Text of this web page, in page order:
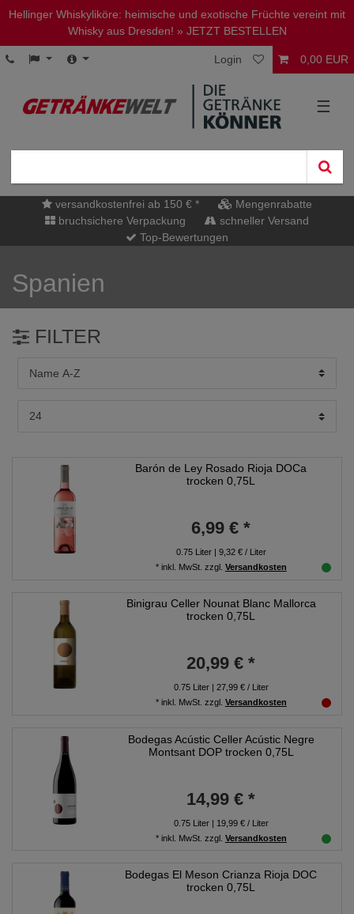
Hellinger Whiskyliköre: heimische und exotische Früchte vereint mit
Whisky aus Dresden! » JETZT BESTELLEN
Login 0,00 EUR
☰
versandkostenfrei ab 150 € *
Mengenrabatte
bruchsichere Verpackung
schneller Versand
Top-Bewertungen
Spanien
FILTER
Barón de Ley Rosado Rioja DOCa
trocken 0,75L
6,99 € *
0.75Liter| 9,32 € / Liter
* inkl. MwSt. zzgl. Versandkosten
Binigrau Celler Nounat Blanc Mallorca
trocken 0,75L
20,99 € *
0.75Liter| 27,99 € / Liter
* inkl. MwSt. zzgl. Versandkosten
Bodegas Acústic Celler Acústic Negre
Montsant DOP trocken 0,75L
14,99 € *
0.75Liter| 19,99 € / Liter
* inkl. MwSt. zzgl. Versandkosten
Bodegas El Meson Crianza Rioja DOC
trocken 0,75L